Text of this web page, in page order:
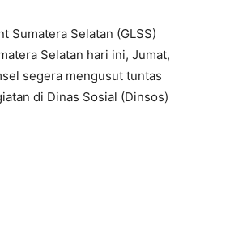
Sumatera Selatan (GLSS)
Selatan hari ini, Jumat,
segera mengusut tuntas
di Dinas Sosial (Dinsos)